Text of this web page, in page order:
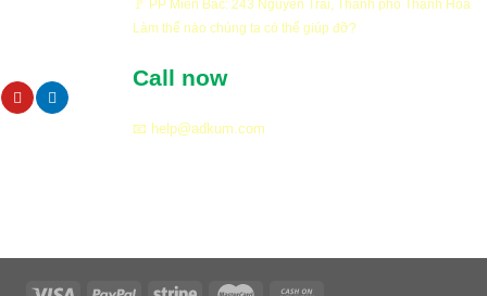
Daisy nổi
Quận 2
FOUNTAIN
waterfall cảnh quan khu biệt
🚩 PP Miền Bắc: 243 Nguyễn Trãi, Thành phố Thanh Hóa
Làm thế nào chúng ta có thể giúp đỡ?
Call now
📧 help@adkum.com